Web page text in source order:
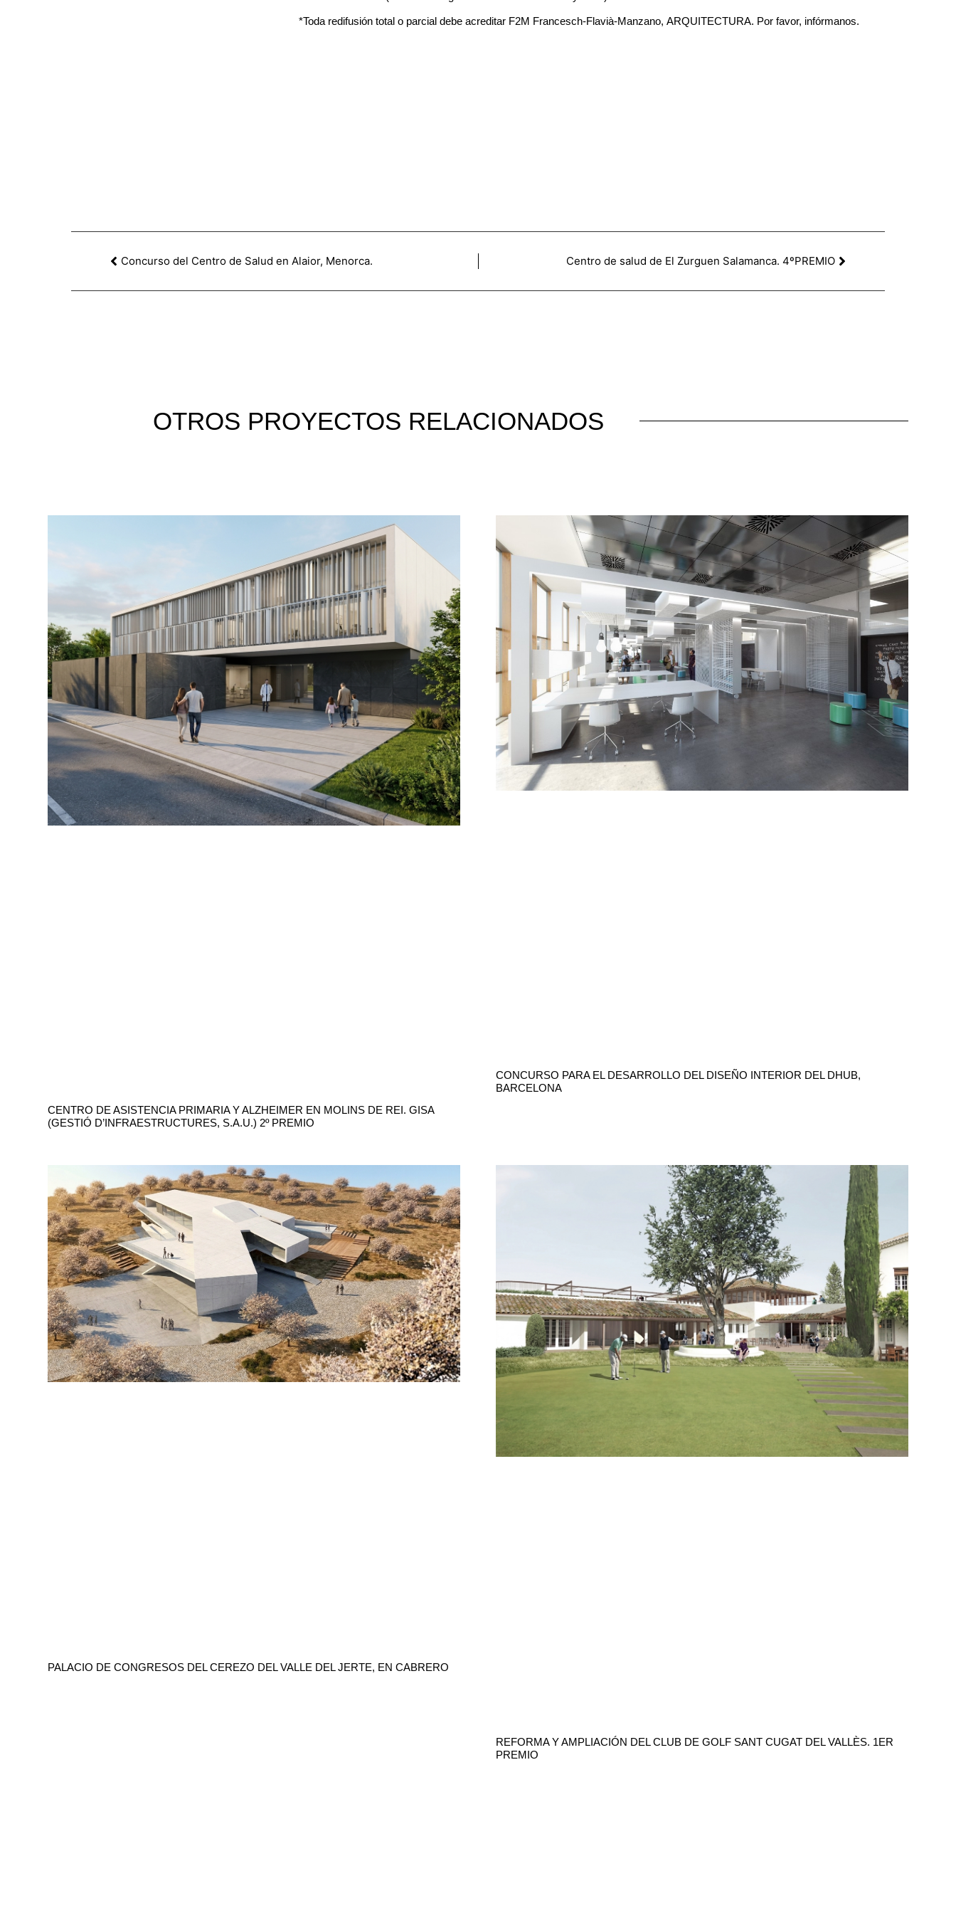
*Toda redifusión total o parcial debe acreditar F2M Francesch-Flavià-Manzano, ARQUITECTURA. Por favor, infórmanos.
Concurso del Centro de Salud en Alaior, Menorca. Centro de salud de El Zurguen Salamanca. 4ºPREMIO
OTROS PROYECTOS RELACIONADOS
CENTRO DE ASISTENCIA PRIMARIA Y ALZHEIMER EN MOLINS DE REI. GISA
(GESTIÓ D’INFRAESTRUCTURES, S.A.U.) 2º PREMIO
CONCURSO PARA EL DESARROLLO DEL DISEÑO INTERIOR DEL DHUB,
BARCELONA
PALACIO DE CONGRESOS DEL CEREZO DEL VALLE DEL JERTE, EN CABRERO
REFORMA Y AMPLIACIÓN DEL CLUB DE GOLF SANT CUGAT DEL VALLÈS. 1ER
PREMIO